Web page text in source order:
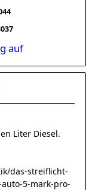
auf
Liter Diesel.
das-streiflicht-
5-mark-pro-